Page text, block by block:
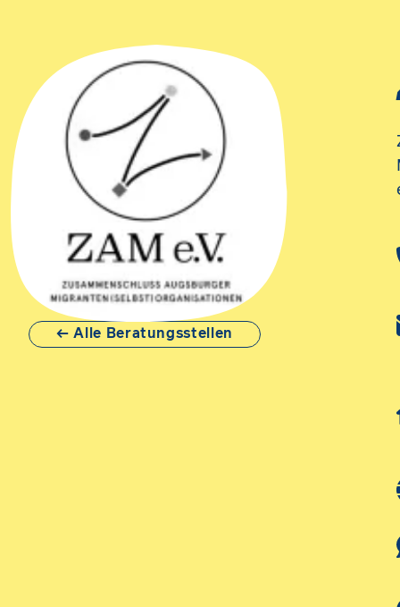
Alle Beratungsstellen